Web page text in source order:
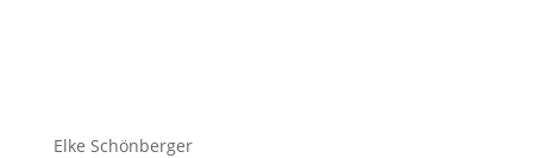
Elke Schönberger